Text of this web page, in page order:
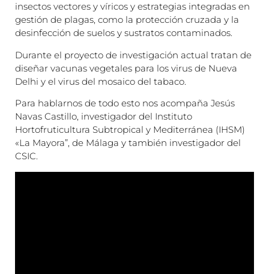
insectos vectores y víricos y estrategias integradas en
gestión de plagas, como la protección cruzada y la
desinfección de suelos y sustratos contaminados.
Durante el proyecto de investigación actual tratan de
diseñar vacunas vegetales para los virus de Nueva
Delhi y el virus del mosaico del tabaco.
Para hablarnos de todo esto nos acompaña Jesús
Navas Castillo, investigador del Instituto
Hortofruticultura Subtropical y Mediterránea (IHSM)
«La Mayora”, de Málaga y también investigador del
CSIC.